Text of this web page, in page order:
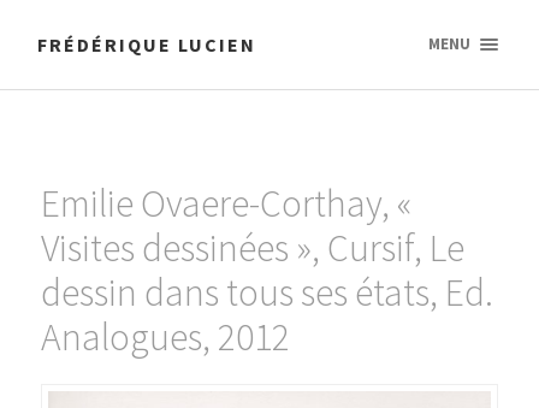
FRÉDÉRIQUE LUCIEN MENU
Emilie Ovaere-Corthay, «
Visites dessinées », Cursif, Le
dessin dans tous ses états, Ed.
Analogues, 2012